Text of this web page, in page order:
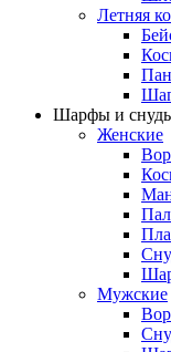
Летняя
Шарфы и
Женские
Мужские